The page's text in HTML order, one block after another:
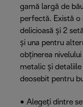
gamă largă de
perfectă. Există o
delicioasă și 2
și una pentru
obținerea
metalic și
deosebit pentru
• Alegeți dintre